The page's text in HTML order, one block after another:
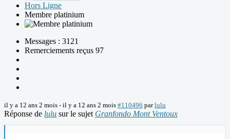
Hors Ligne
Membre platinium
Messages : 3121
Remerciements reçus 97
il y a 12 ans 2 mois - il y a 12 ans 2 mois #110496 parlulu
Réponse de lulu sur le sujet Granfondo Mont Ventoux